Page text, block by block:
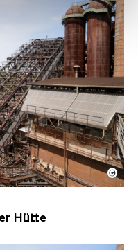
Hütte mit
Hütte | Karl
©
Hütte